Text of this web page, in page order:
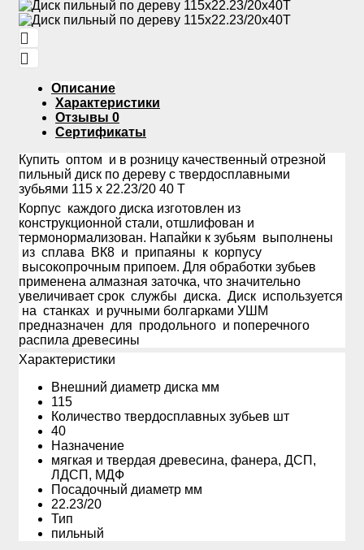
Описание
Характеристики
Отзывы 0
Сертификаты
Купить оптом и в розницу качественный отрезной
пильный диск по дереву с твердосплавными
зубьями 115 х 22.23/20 40 Т
Корпус каждого диска изготовлен из
конструкционной стали, отшлифован и
термонормализован. Напайки к зубьям выполнены
из сплава ВК8 и припаяны к корпусу
высокопрочным припоем. Для обработки зубьев
применена алмазная заточка, что значительно
увеличивает срок службы диска. Диск используется
на станках и ручными болгарками УШМ
предназначен для продольного и поперечного
распила древесины
Xарактеристики
Внешний диаметр диска мм
115
Количество твердосплавных зубьев шт
40
Назначение
мягкая и твердая древесина, фанера, ДСП,
ЛДСП, МДФ
Посадочный диаметр мм
22.23/20
Тип
пильный